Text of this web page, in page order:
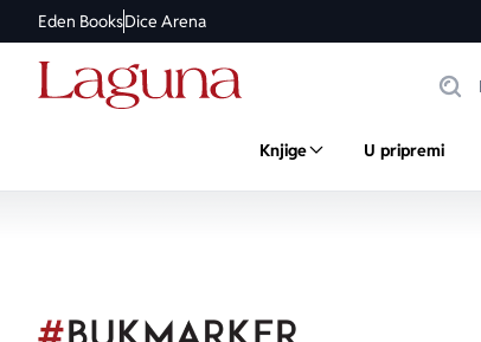
Eden BooksDice Arena
Knjige U pripremi